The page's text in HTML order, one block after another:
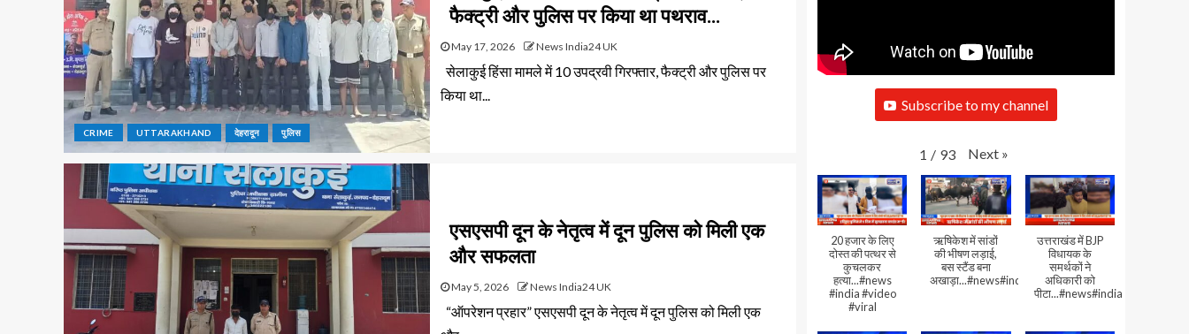
CRIME UTTARAKHAND देहरादून पुलिस
फैक्ट्री और पुलिस पर किया था पथराव…
May 17, 2026 News India24 UK
सेलाकुई हिंसा मामले में 10 उपद्रवी गिरफ्तार, फैक्ट्री और पुलिस पर
किया था...
एसएसपी दून के नेतृत्व में दून पुलिस को मिली एक
और सफलता
May 5, 2026 News India24 UK
“ऑपरेशन प्रहार” एसएसपी दून के नेतृत्व में दून पुलिस को मिली एक
Subscribe to my channel
1 / 93 Next »
20 हजार के लिए
दोस्त की पत्थर से
कुचलकर
हत्या...#news
#india #video
#viral
ऋषिकेश में सांडों
की भीषण लड़ाई,
बस स्टैंड बना
अखाड़ा...#news#india#video#viral
उत्तराखंड में BJP
विधायक के
समर्थकों ने
अधिकारी को
पीटा...#news#india#video#viral